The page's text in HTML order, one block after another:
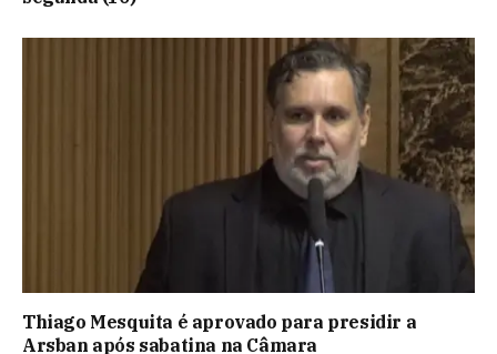
Thiago Mesquita é aprovado para presidir a
Arsban após sabatina na Câmara